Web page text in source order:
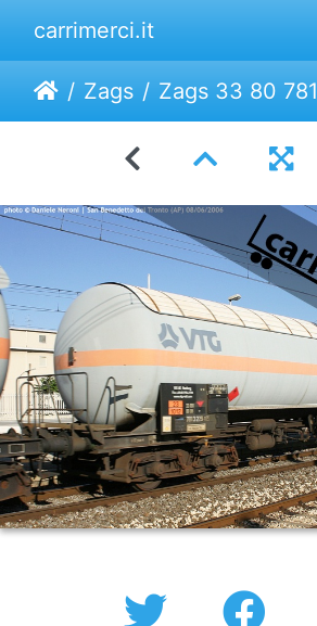
carrimerci.it
Zags Zags 33 80 7813 229-1 | VTG